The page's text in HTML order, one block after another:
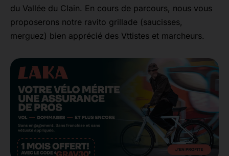
du Vallée du Clain. En cours de parcours, nous vous
proposerons notre ravito grillade (saucisses,
merguez) bien apprécié des Vttistes et marcheurs.